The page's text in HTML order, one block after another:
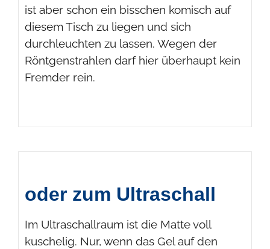
ist aber schon ein bisschen komisch auf
diesem Tisch zu liegen und sich
durchleuchten zu lassen. Wegen der
Röntgenstrahlen darf hier überhaupt kein
Fremder rein.
oder zum Ultraschall
Im Ultraschallraum ist die Matte voll
kuschelig. Nur, wenn das Gel auf den